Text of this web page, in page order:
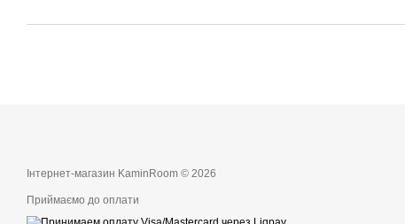
Інтернет-магазин KaminRoom © 2026
Приймаємо до оплати